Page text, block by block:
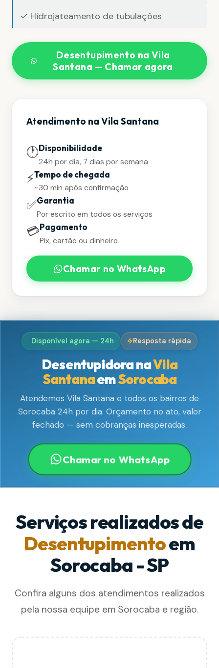
✓ Hidrojateamento de tubulações
Desentupimento na Vila
Santana — Chamar agora
Atendimento na Vila Santana
🕐Disponibilidade
24h por dia, 7 dias por semana
⚡Tempo de chegada
~30 min após confirmação
✅Garantia
Por escrito em todos os serviços
💳Pagamento
Pix, cartão ou dinheiro
Chamar no WhatsApp
Disponível agora — 24h Resposta rápida
Desentupidora naVila
SantanaemSorocaba
Atendemos Vila Santana e todos os bairros de
Sorocaba 24h por dia. Orçamento no ato, valor
fechado — sem cobranças inesperadas.
Chamar no WhatsApp
Serviços realizados de
Desentupimentoem
Sorocaba - SP
Confira alguns dos atendimentos realizados
pela nossa equipe em Sorocaba e região.